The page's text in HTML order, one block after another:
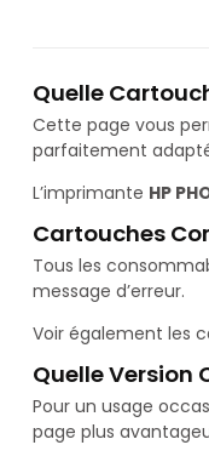
Quelle
Cette page vous
parfaitement
L’imprimante HP
Cartouches
Tous les
message d’erreur.
Voir également les
Quelle Version
Pour un usage
page plus